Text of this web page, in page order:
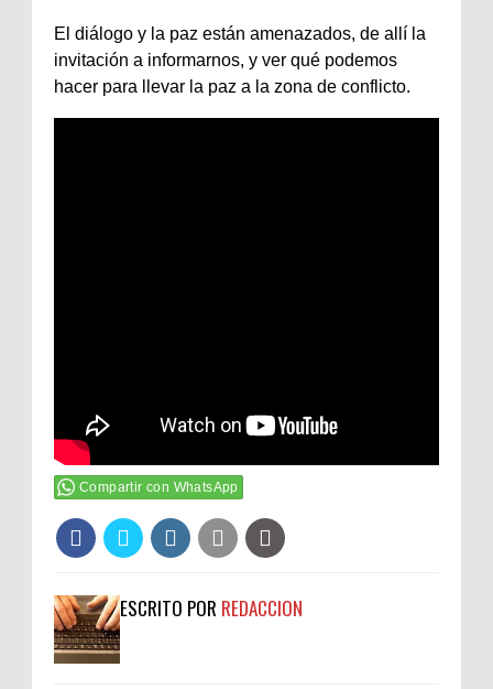
El diálogo y la paz están amenazados, de allí la
invitación a informarnos, y ver qué podemos
hacer para llevar la paz a la zona de conflicto.
Compartir con WhatsApp
ESCRITO POR REDACCION